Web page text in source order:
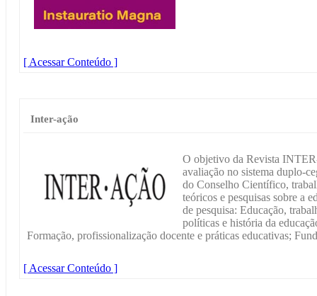
[ Acessar Conteúdo ]
Inter-ação
O objetivo da Revista
avaliação no sistema duplo-
do Conselho Científico,
teóricos e pesquisas sobre a
de pesquisa: Educação,
políticas e história da
Formação, profissionalização docente e práticas educativas;
[ Acessar Conteúdo ]